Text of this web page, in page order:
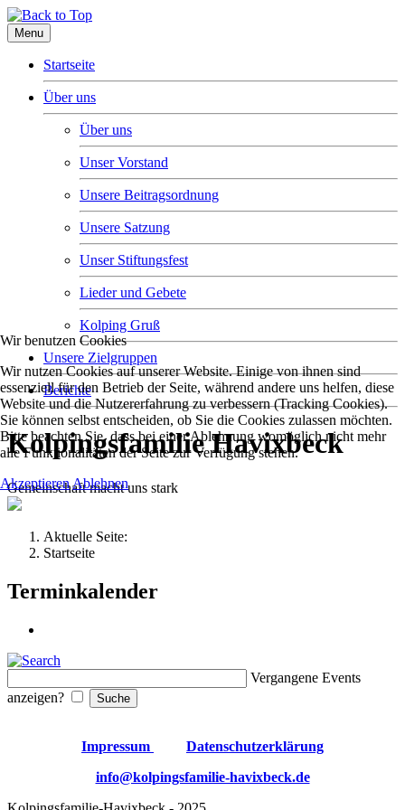
Menu
Startseite
Über uns
Über uns
Unser Vorstand
Unsere Beitragsordnung
Unsere Satzung
Unser Stiftungsfest
Lieder und Gebete
Kolping Gruß
Unsere Zielgruppen
Berichte
Kolpingsfamilie Havixbeck
Gemeinschaft macht uns stark
Aktuelle Seite:
Startseite
Terminkalender
Vergangene Events
anzeigen?
Impressum
Datenschutzerklärung
info@kolpingsfamilie-havixbeck.de
Wir benutzen Cookies
Wir nutzen Cookies auf unserer Website. Einige von ihnen sind
essenziell für den Betrieb der Seite, während andere uns helfen, diese
Website und die Nutzererfahrung zu verbessern (Tracking Cookies).
Sie können selbst entscheiden, ob Sie die Cookies zulassen möchten.
Bitte beachten Sie, dass bei einer Ablehnung womöglich nicht mehr
alle Funktionalitäten der Seite zur Verfügung stehen.
AkzeptierenAblehnen